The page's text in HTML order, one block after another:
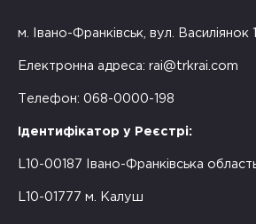
м. Івано-Франківськ, вул. Василіянок
Електронна адреса: rai@trkrai.com
Телефон: 068-0000-198
Ідентифікатор у Реєстрі:
L10-00187 Івано-Франківська
L10-01777 м. Калуш